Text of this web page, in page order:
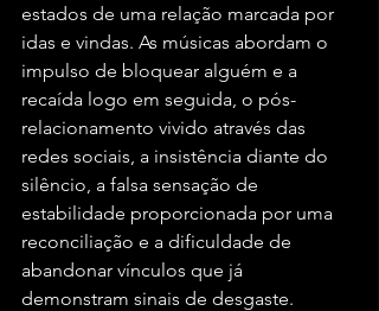
estados de uma relação marcada por
idas e vindas. As músicas abordam o
impulso de bloquear alguém e a
recaída logo em seguida, o pós-
relacionamento vivido através das
redes sociais, a insistência diante do
silêncio, a falsa sensação de
estabilidade proporcionada por uma
reconciliação e a dificuldade de
abandonar vínculos que já
demonstram sinais de desgaste.